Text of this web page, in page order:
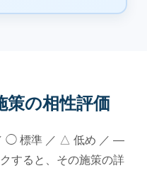
策の相性評価
◯ 標準 ／ △ 低め ／ —
すると、その施策の詳